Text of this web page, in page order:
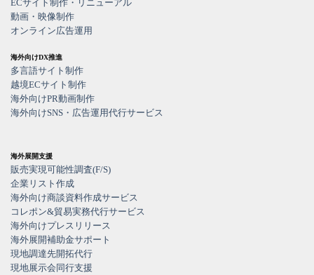
ECサイト制作・リニューアル
動画・映像制作
オンライン広告運用
海外向けDX推進
多言語サイト制作
越境ECサイト制作
海外向けPR動画制作
海外向けSNS・広告運用代行サービス
海外展開支援
販売実現可能性調査(F/S)
企業リスト作成
海外向け商談資料作成サービス
コレポン&貿易実務代行サービス
海外向けプレスリリース
海外展開補助金サポート
現地調達先開拓代行
現地展示会同行支援